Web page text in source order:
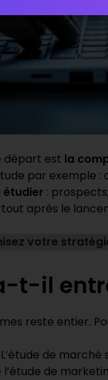
départ est la
par exemple
étudier :
après le
votre
t-il
reste entier.
L’étude de
l’étude de